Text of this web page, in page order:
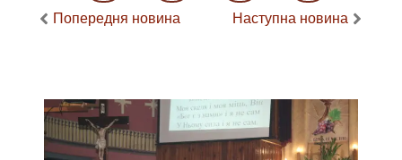
Попередня новина Наступна новина